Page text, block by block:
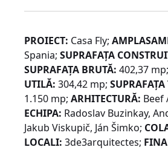
PROIECT: Casa Fly;
Spania; SUPRAFAȚA
SUPRAFAȚA BRUTĂ: 402,37 mp;
UTILĂ: 304,42 mp;
1.150 mp; ARHITECTURĂ: Beef
ECHIPA: Radoslav Buzinkay,
Jakub Viskupič, Ján Šimko;
LOCALI: 3de3arquitectes;